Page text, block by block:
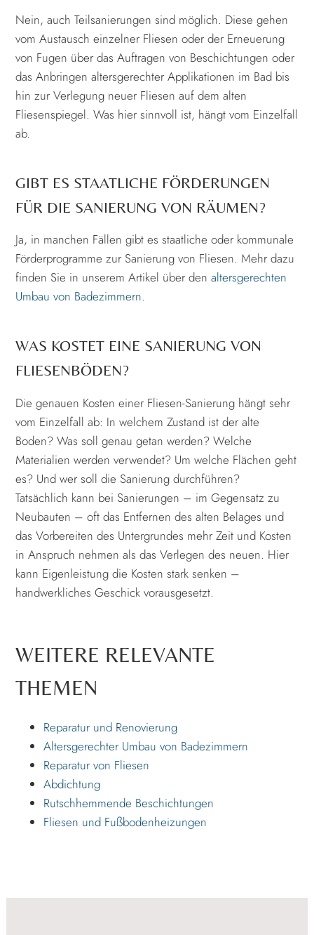
Nein, auch Teilsanierungen sind möglich. Diese gehen
vom Austausch einzelner Fliesen oder der Erneuerung
von Fugen über das Auftragen von Beschichtungen oder
das Anbringen altersgerechter Applikationen im Bad bis
hin zur Verlegung neuer Fliesen auf dem alten
Fliesenspiegel. Was hier sinnvoll ist, hängt vom Einzelfall
ab.
GIBT ES STAATLICHE FÖRDERUNGEN
FÜR DIE SANIERUNG VON RÄUMEN?
Ja, in manchen Fällen gibt es staatliche oder kommunale
Förderprogramme zur Sanierung von Fliesen. Mehr dazu
finden Sie in unserem Artikel über denaltersgerechten
Umbau von Badezimmern.
WAS KOSTET EINE SANIERUNG VON
FLIESENBÖDEN?
Die genauen Kosten einer Fliesen-Sanierung hängt sehr
vom Einzelfall ab: In welchem Zustand ist der alte
Boden? Was soll genau getan werden? Welche
Materialien werden verwendet? Um welche Flächen geht
es? Und wer soll die Sanierung durchführen?
Tatsächlich kann bei Sanierungen – im Gegensatz zu
Neubauten – oft das Entfernen des alten Belages und
das Vorbereiten des Untergrundes mehr Zeit und Kosten
in Anspruch nehmen als das Verlegen des neuen. Hier
kann Eigenleistung die Kosten stark senken –
handwerkliches Geschick vorausgesetzt.
WEITERE RELEVANTE
THEMEN
Reparatur und Renovierung
Altersgerechter Umbau von Badezimmern
Reparatur von Fliesen
Abdichtung
Rutschhemmende Beschichtungen
Fliesen und Fußbodenheizungen